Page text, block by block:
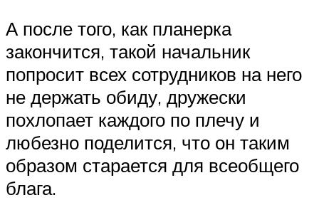
А после того, как планерка
закончится, такой начальник
попросит всех сотрудников на него
не держать обиду, дружески
похлопает каждого по плечу и
любезно поделится, что он таким
образом старается для всеобщего
блага.